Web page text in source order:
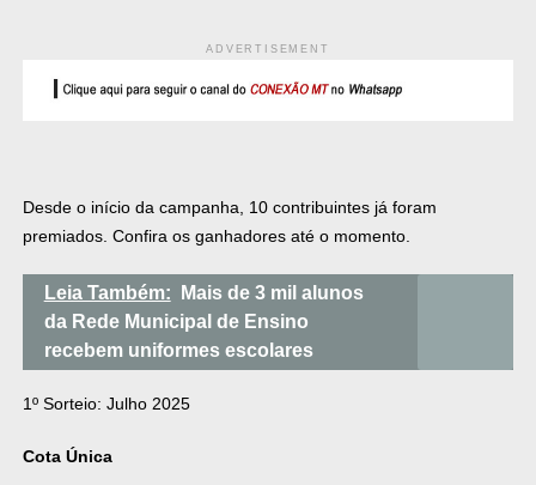
ADVERTISEMENT
Desde o início da campanha, 10 contribuintes já foram
premiados. Confira os ganhadores até o momento.
Leia Também:
Mais de 3 mil alunos
da Rede Municipal de Ensino
recebem uniformes escolares
1º Sorteio: Julho 2025
Cota Única